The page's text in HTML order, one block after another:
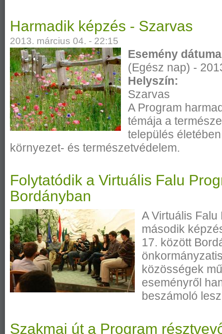
Harmadik képzés - Szarvas
2013. március 04. - 22:15
Esemény
(Egész nap) -
Helyszín:
Szarvas
A Program
témája a
település
környezet- és természetvédelem.
Folytatódik a Virtuális Falu
Bordányban
A Virtuális
második
17. között
közösségek
eseményről
beszámoló
Szakmai út a Program